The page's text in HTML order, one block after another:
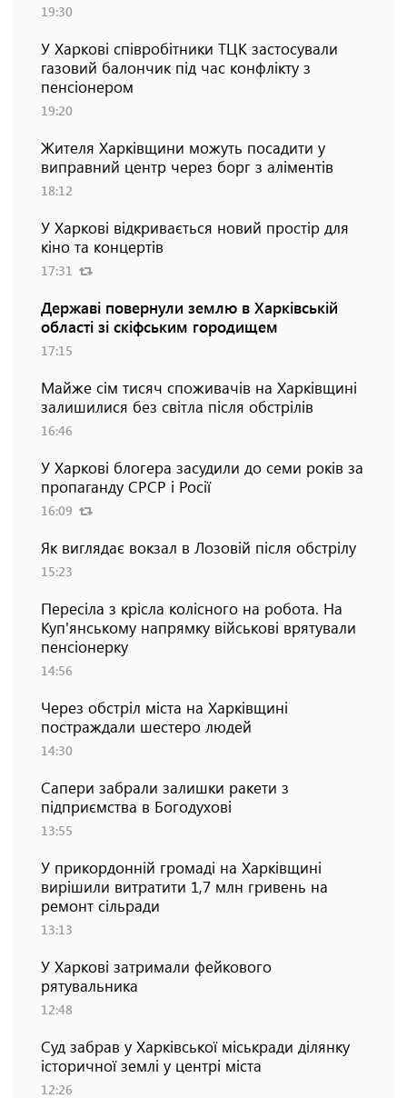
19:30
У Харкові співробітники ТЦК застосували
газовий балончик під час конфлікту з
пенсіонером
19:20
Жителя Харківщини можуть посадити у
виправний центр через борг з аліментів
18:12
У Харкові відкривається новий простір для
кіно та концертів
17:31
Державі повернули землю в Харківській
області зі скіфським городищем
17:15
Майже сім тисяч споживачів на Харківщині
залишилися без світла після обстрілів
16:46
У Харкові блогера засудили до семи років за
пропаганду СРСР і Росії
16:09
Як виглядає вокзал в Лозовій після обстрілу
15:23
Пересіла з крісла колісного на робота. На
Куп'янському напрямку військові врятували
пенсіонерку
14:56
Через обстріл міста на Харківщині
постраждали шестеро людей
14:30
Сапери забрали залишки ракети з
підприємства в Богодухові
13:55
У прикордонній громаді на Харківщині
вирішили витратити 1,7 млн гривень на
ремонт сільради
13:13
У Харкові затримали фейкового
рятувальника
12:48
Суд забрав у Харківської міськради ділянку
історичної землі у центрі міста
12:26